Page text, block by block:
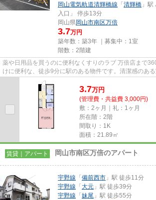
岡山電気軌道清輝橋線 「 清輝橋 」
入口」 停歩13分
岡山県岡山市南区万倍
3.7万円
築年数：築3年 ｜募集中： 1室
階数：2階建
薬や日用品を買うのに便利なくすりのラブ 万倍店まで
けに便利な、徒歩9分に駅のある物件です。清潔感のあ
築の物件となっており、一押し...
3.7万円
(管理費・共益費 3,000円)
敷：2ヶ月｜礼：1ヶ月
所在階：2階
間取り：1K
面積：21.89㎡
賃貸｜アパート 岡山市南区万倍のアパート
宇野線 「 備前西市 」駅 徒歩11分
宇野線 「 大元 」駅 徒歩39分
宇野線 「 妹尾 」駅 徒歩55分